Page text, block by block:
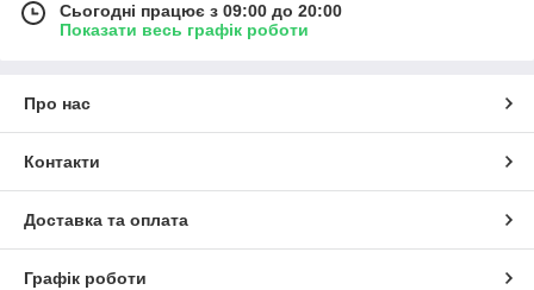
Сьогодні працює з 09:00 до 20:00
Показати весь графік роботи
Про нас
Контакти
Доставка та оплата
Графік роботи